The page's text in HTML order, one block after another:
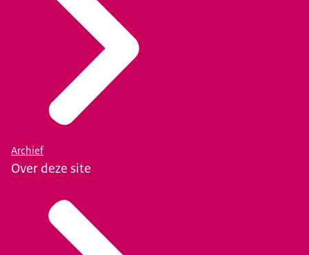
Archief
Over deze site